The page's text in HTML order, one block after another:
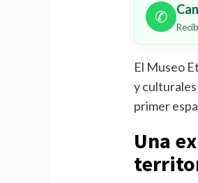
✆
El Museo
y
primer
Una